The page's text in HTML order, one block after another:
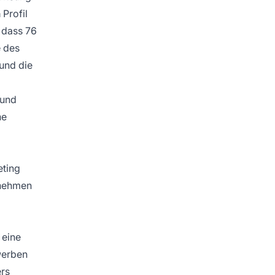
Profil
76
des
die